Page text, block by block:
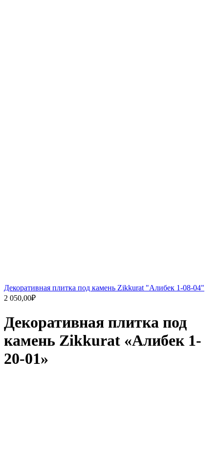
Декоративная плитка под камень Zikkurat "Алибек 1-08-04"
2 050,00₽
Декоративная плитка под
камень Zikkurat «Алибек 1-
20-01»